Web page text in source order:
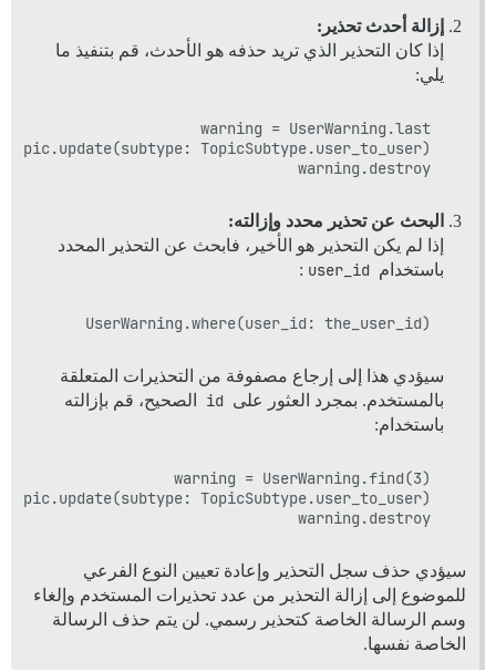
إزالة أحدث تحذير:
إذا كان التحذير الذي تريد حذفه هو الأحدث، قم بتنفيذ ما
يلي:
warning.destroy
البحث عن تحذير محدد وإزالته:
إذا لم يكن التحذير هو الأخير، فابحث عن التحذير المحدد
باستخدام user_id
:
UserWarning.where(user_id: the_user_id)
سيؤدي هذا إلى إرجاع مصفوفة من التحذيرات المتعلقة
بالمستخدم. بمجرد العثور على id
الصحيح، قم بإزالته
باستخدام:
warning.destroy
سيؤدي حذف سجل التحذير وإعادة تعيين النوع الفرعي
للموضوع إلى إزالة التحذير من عدد تحذيرات المستخدم وإلغاء
وسم الرسالة الخاصة كتحذير رسمي. لن يتم حذف الرسالة
الخاصة نفسها.